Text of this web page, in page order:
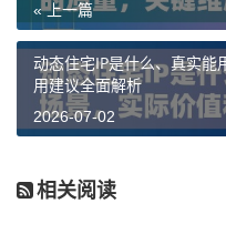
如何根据应用场景
选择哪种类型的代理IP
求。一个错误的选择可
析。
« 上一篇
动态住宅IP是什么、真实能
用建议全面解析
2026-07-02
相关阅读